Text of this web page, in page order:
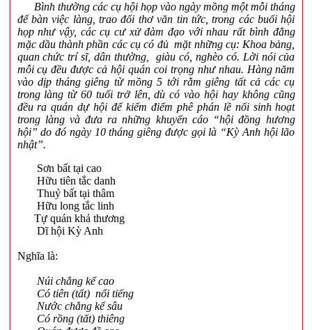
Bình thường các cụ hội họp vào ngày mồng một mỗi tháng
để bàn việc làng, trao đổi thơ văn tin tức, trong các buổi hội
họp như vậy, các cụ cư xử đàm đạo với nhau rất bình đẳng
mặc dầu thành phần các cụ có đủ mặt những cụ: Khoa bảng,
quan chức trí sĩ, dân thường, giàu có, nghèo có. Lời nói của
mỗi cụ đều được cả hội quán coi trọng như nhau. Hàng năm
vào dịp tháng giêng từ mồng 5 tới rằm giêng tất cả các cụ
trong làng từ 60 tuổi trở lên, dù có vào hội hay không cũng
đều ra quán dự hội để kiểm điểm phê phán lề nối sinh hoạt
trong làng và đưa ra những khuyến cáo “hội đồng hương
hội” do đó ngày 10 tháng giêng được gọi là “Kỳ Anh hội lão
nhật”.
Sơn bất tại cao
Hữu tiên tắc danh
Thuỷ bất tại thâm
Hữu long tắc linh
Tự quán khả thương
Dĩ hội Kỳ Anh
Nghĩa là:
Núi chẳng kể cao
Có tiên (tất) nổi tiếng
Nước chẳng kể sâu
Có rồng (tất) thiêng